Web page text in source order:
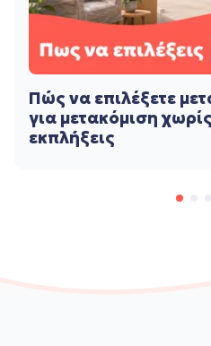
Πώς να επιλέξετε
για μετακόμιση
εκπλήξεις